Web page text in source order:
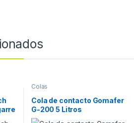
Colas
Cola de contacto Gomafer
G-200 5 Litros